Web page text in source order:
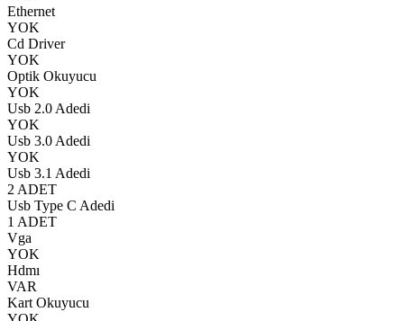
Ethernet
YOK
Cd Driver
YOK
Optik Okuyucu
YOK
Usb 2.0 Adedi
YOK
Usb 3.0 Adedi
YOK
Usb 3.1 Adedi
2 ADET
Usb Type C Adedi
1 ADET
Vga
YOK
Hdmı
VAR
Kart Okuyucu